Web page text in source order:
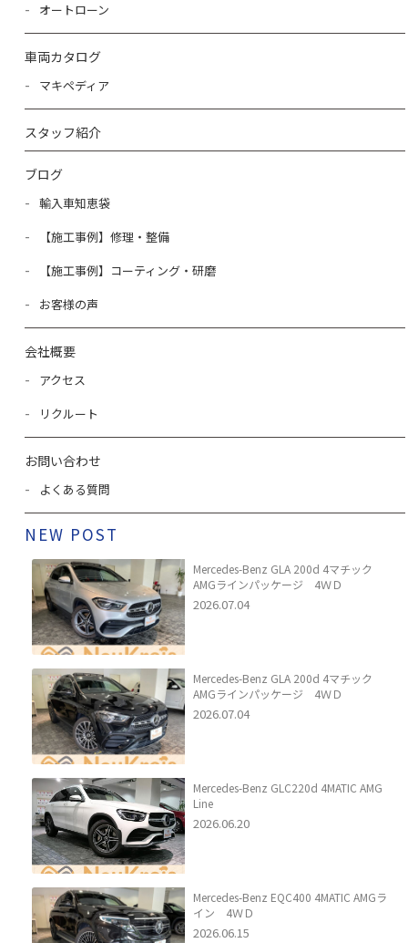
オートローン
車両カタログ
マキペディア
スタッフ紹介
ブログ
輸入車知恵袋
【施工事例】修理・整備
【施工事例】コーティング・研磨
お客様の声
会社概要
アクセス
リクルート
お問い合わせ
よくある質問
NEW POST
Mercedes-Benz GLA 200d 4マチック
AMGラインパッケージ 4ＷＤ
2026.07.04
Mercedes-Benz GLA 200d 4マチック
AMGラインパッケージ 4ＷＤ
2026.07.04
Mercedes-Benz GLC220d 4MATIC AMG
Line
2026.06.20
Mercedes-Benz EQC400 4MATIC AMGラ
イン 4ＷＤ
2026.06.15